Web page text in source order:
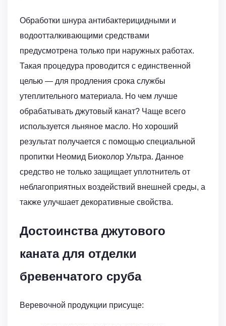
Обработки шнура антибактерицидными и
водоотталкивающими средствами
предусмотрена только при наружных работах.
Такая процедура проводится с единственной
целью — для продления срока службы
утеплительного материала. Но чем лучше
обрабатывать джутовый канат? Чаще всего
используется льняное масло. Но хороший
результат получается с помощью специальной
пропитки Неомид Биоколор Ультра. Данное
средство не только защищает уплотнитель от
неблагоприятных воздействий внешней среды, а
также улучшает декоративные свойства.
Достоинства джутового
каната для отделки
бревенчатого сруба
Веревочной продукции присуще: